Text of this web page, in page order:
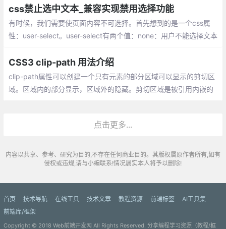
件、使用styled-components
css禁止选中文本_兼容实现禁用选择功能
有时候，我们需要使页面内容不可选择。首先想到的是一个css属
性：user-select。user-select有两个值：none：用户不能选择文本
CSS3 clip-path 用法介绍
clip-path属性可以创建一个只有元素的部分区域可以显示的剪切区
域。区域内的部分显示，区域外的隐藏。剪切区域是被引用内嵌的
点击更多...
内容以共享、参考、研究为目的,不存在任何商业目的。其版权属原作者所有,如有
侵权或违规,请与小编联系!情况属实本人将予以删除!
首页 技术导航 在线工具 技术文章 教程资源 前端标签
AI工具集
前端库/框架